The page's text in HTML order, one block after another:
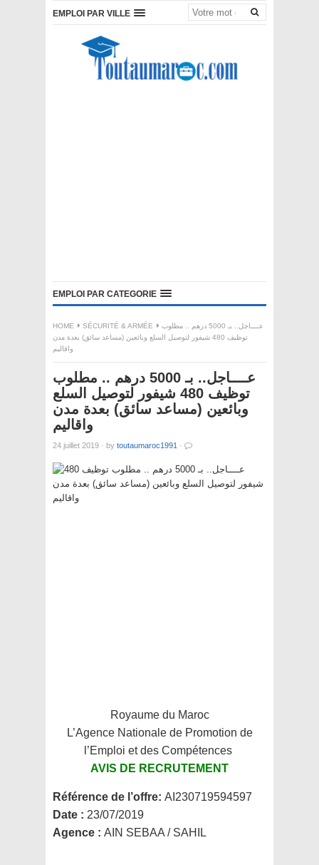
EMPLOI PAR VILLE
EMPLOI PAR CATEGORIE
HOME SÉCURITÉ & ARMÉE
عــــاجل.. بـ 5000 درهم .. مطلوب
توظيف 480 شيفور لتوصيل السلع وبائعين (مساعد سائق) بعدة مدن
واقاليم
عــــاجل.. بـ 5000 درهم .. مطلوب
توظيف 480 شيفور لتوصيل السلع
وبائعين (مساعد سائق) بعدة مدن
واقاليم
24 juillet 2019 · by toutaumaroc1991 ·
Royaume du Maroc
L’Agence Nationale de Promotion de
l’Emploi et des Compétences
AVIS DE RECRUTEMENT
Référence de l’offre: AI230719594597
Date : 23/07/2019
Agence : AIN SEBAA / SAHIL